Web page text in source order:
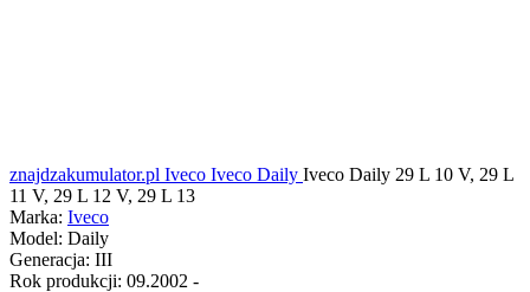
znajdzakumulator.pl Iveco Iveco Daily Iveco Daily 29 L 10 V, 29 L
11 V, 29 L 12 V, 29 L 13
Marka: Iveco
Model: Daily
Generacja: III
Rok produkcji: 09.2002 -